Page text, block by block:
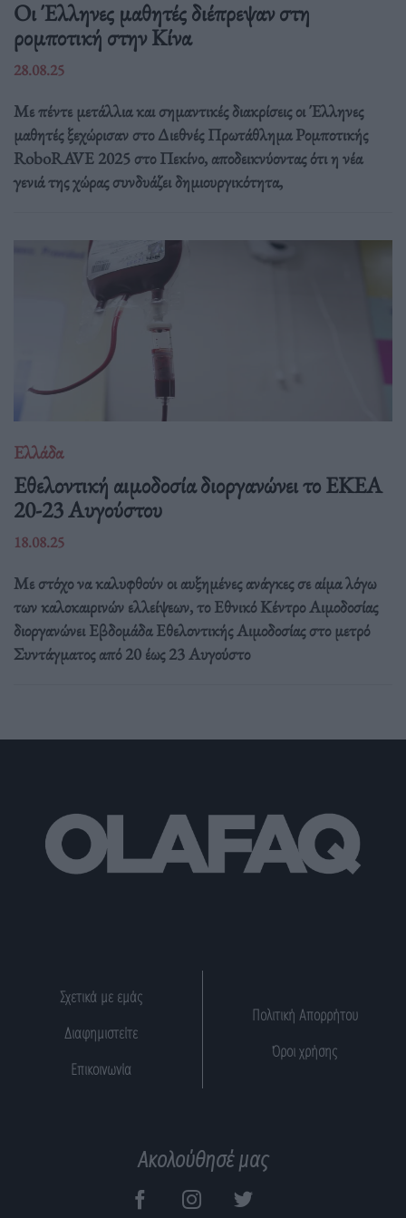
Οι Έλληνες μαθητές διέπρεψαν στη
ρομποτική στην Κίνα
28.08.25
Με πέντε μετάλλια και σημαντικές διακρίσεις οι Έλληνες
μαθητές ξεχώρισαν στο Διεθνές Πρωτάθλημα Ρομποτικής
RoboRAVE 2025 στο Πεκίνο, αποδεικνύοντας ότι η νέα
γενιά της χώρας συνδυάζει δημιουργικότητα,
Ελλάδα
Eθελοντική αιμοδοσία διοργανώνει το ΕΚΕΑ
20-23 Αυγούστου
18.08.25
Με στόχο να καλυφθούν οι αυξημένες ανάγκες σε αίμα λόγω
των καλοκαιρινών ελλείψεων, το Εθνικό Κέντρο Αιμοδοσίας
διοργανώνει Εβδομάδα Εθελοντικής Αιμοδοσίας στο μετρό
Συντάγματος από 20 έως 23 Αυγούστο
Σχετικά με εμάς
Διαφημιστείτε
Επικοινωνία
Πολιτική Απορρήτου
Όροι χρήσης
Ακολούθησέ μας